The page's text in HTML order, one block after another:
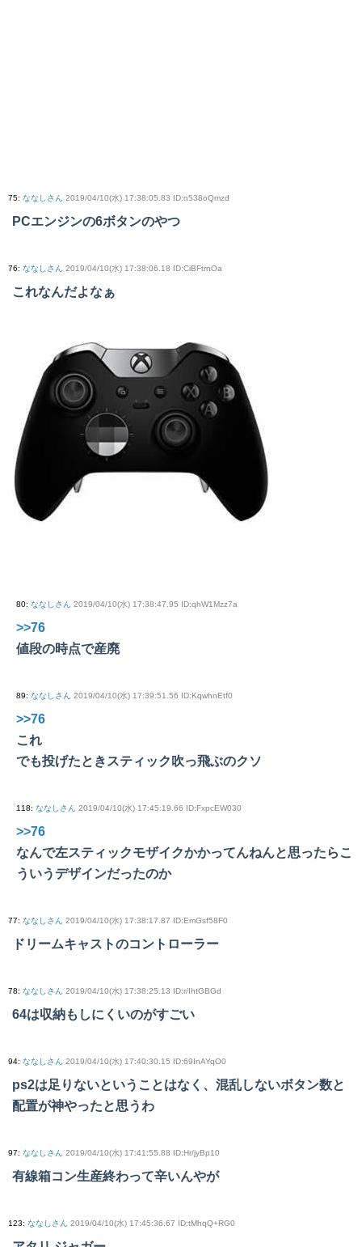
75: ななしさん 2019/04/10(水) 17:38:05.83 ID:n538oQmzd
PCエンジンの6ボタンのやつ
76: ななしさん 2019/04/10(水) 17:38:06.18 ID:CiBFtrnOa
これなんだよなぁ
80: ななしさん 2019/04/10(水) 17:38:47.95 ID:qhW1Mzz7a
>>76
値段の時点で産廃
89: ななしさん 2019/04/10(水) 17:39:51.56 ID:KqwhnEtf0
>>76
これ
でも投げたときスティック吹っ飛ぶのクソ
118: ななしさん 2019/04/10(水) 17:45:19.66 ID:FxpcEW030
>>76
なんで左スティックモザイクかかってんねんと思ったらこ
ういうデザインだったのか
77: ななしさん 2019/04/10(水) 17:38:17.87 ID:EmGsf58F0
ドリームキャストのコントローラー
78: ななしさん 2019/04/10(水) 17:38:25.13 ID:r/IhtGBGd
64は収納もしにくいのがすごい
94: ななしさん 2019/04/10(水) 17:40:30.15 ID:69InAYqO0
ps2は足りないということはなく、混乱しないボタン数と
配置が神やったと思うわ
97: ななしさん 2019/04/10(水) 17:41:55.88 ID:Hr/jyBp10
有線箱コン生産終わって辛いんやが
123: ななしさん 2019/04/10(水) 17:45:36.67 ID:tMhqQ+RG0